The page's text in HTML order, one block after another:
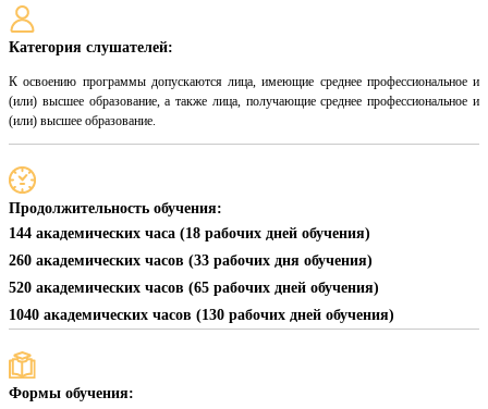
Категория слушателей:
К освоению программы допускаются лица, имеющие среднее профессиональное и
(или) высшее образование, а также лица, получающие среднее профессиональное и
(или) высшее образование.
Продолжительность обучения:
144 академических часа (18 рабочих дней обучения)
260 академических часов (33 рабочих дня обучения)
520 академических часов (65 рабочих дней обучения)
1040 академических часов (130 рабочих дней обучения)
Формы обучения: